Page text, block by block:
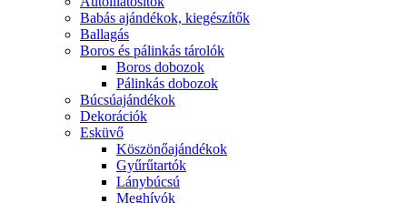
Babás ajándékok, kiegészítők
Ballagás
Boros és pálinkás tárolók
Boros dobozok
Pálinkás dobozok
Búcsúajándékok
Dekorációk
Esküvő
Köszönőajándékok
Gyűrűtartók
Lánybúcsú
Meghívók